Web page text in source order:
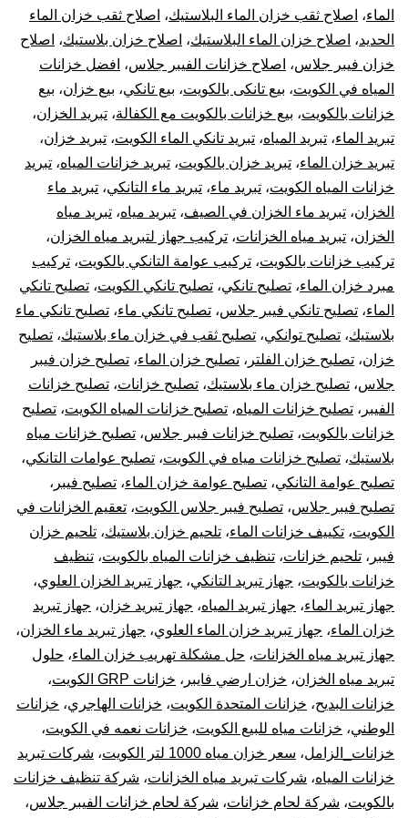
الماء، اصلاح ثقب خزان الماء البلاستيك، اصلاح ثقب خزان الماء
الحديد، اصلاح خزان الماء البلاستيك، اصلاح خزان بلاستيك، اصلاح
خزان فيبر جلاس، اصلاح خزانات الفيبر جلاس، افضل خزانات
المياه في الكويت، بيع تانكى بالكويت، بيع تانكي، بيع خزان، بيع
خزانات بالكويت، بيع خزانات بالكويت مع الكفالة، تبريد الخزان،
تبريد الماء، تبريد المياه، تبريد تانكي الماء الكويت، تبريد خزان،
تبريد خزان الماء، تبريد خزان بالكويت، تبريد خزانات المياه، تبريد
خزانات المياه الكويت، تبريد ماء، تبريد ماء التانكي، تبريد ماء
الخزان، تبريد ماء الخزان في الصيف، تبريد مياه، تبريد مياه
الخزان، تبريد مياه الخزانات، تركيب جهاز لتبريد مياه الخزان،
تركيب خزانات بالكويت، تركيب عوامة التانكي بالكويت، تركيب
مبرد خزان الماء، تصليح تانكي، تصليح تانكي الكويت، تصليح تانكي
الماء، تصليح تانكي فيبر جلاس، تصليح تانكي ماء، تصليح تانكي ماء
بلاستيك، تصليح توانكي، تصليح ثقب في خزان ماء بلاستيك، تصليح
خزان، تصليح خزان الفلتر ، تصليح خزان الماء، تصليح خزان فيبر
جلاس، تصليح خزان ماء بلاستيك، تصليح خزانات، تصليح خزانات
الفيبر ، تصليح خزانات المياه، تصليح خزانات المياه الكويت، تصليح
خزانات بالكويت، تصليح خزانات فيبر جلاس، تصليح خزانات مياه
بلاستيك، تصليح خزانات مياه في الكويت، تصليح عوامات التانكي،
تصليح عوامة التانكي، تصليح عوامة خزان الماء، تصليح فيبر ،
تصليح فيبر جلاس، تصليح فيبر جلاس الكويت، تعقيم الخزانات في
الكويت، تكييف خزانات الماء، تلحيم خزان بلاستيك، تلحيم خزان
فيبر ، تلحيم خزانات، تنظيف خزانات المياه بالكويت، تنظيف
خزانات بالكويت، جهاز تبريد التانكي، جهاز تبريد الخزان العلوي،
جهاز تبريد الماء، جهاز تبريد المياه، جهاز تبريد خزان، جهاز تبريد
خزان الماء، جهاز تبريد خزان الماء العلوي، جهاز تبريد ماء الخزان،
جهاز تبريد مياه الخزانات، حل مشكلة تهريب خزان الماء، حلول
تبريد مياه الخزان، خزان ارضي فايبر ، خزانات GRP الكويت
،
خزانات البديح، خزانات المتحدة الكويت، خزانات الهاجري، خزانات
الوطني، خزانات مياه للبيع الكويت، خزانات نعمه في الكويت،
خزانات_الزامل، سعر خزان مياه 1000 لتر الكويت ، شركات تبريد
خزانات المياه، شركات تبريد مياه الخزانات، شركة تنظيف خزانات
بالكويت، شركة لحام خزانات، شركة لحام خزانات الفيبر جلاس،